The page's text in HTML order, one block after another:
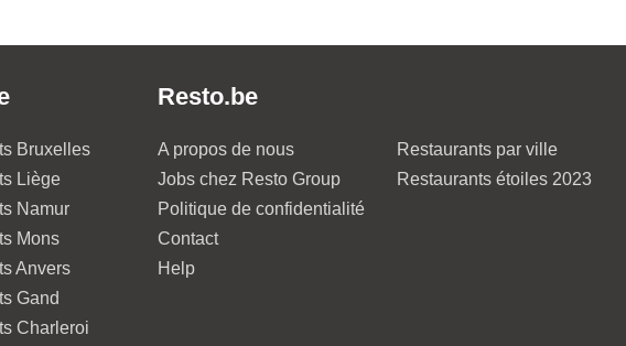
Bruxelles
Liège
Namur
Mons
Anvers
Gand
Charleroi
Resto.be
A propos de nous
Jobs chez Resto Group
Politique de confidentialité
Contact
Help
Restaurants par ville
Restaurants étoiles 2023